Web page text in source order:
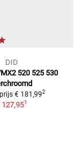
DID
520 525 530
€ 181,992
127,951